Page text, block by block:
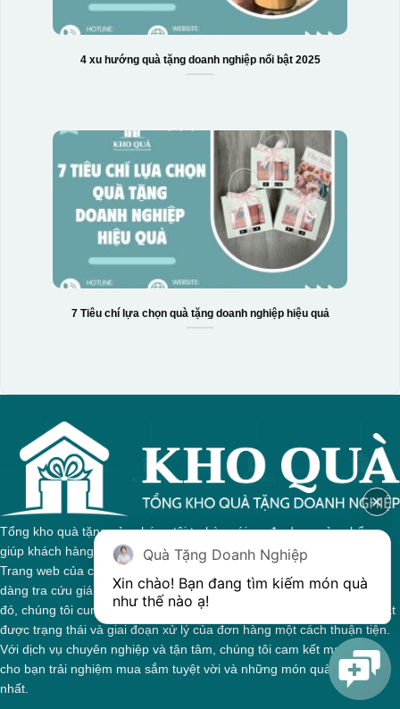
4 xu hướng quà tặng doanh nghiệp nổi bật 2025
7 Tiêu chí lựa chọn quà tặng doanh nghiệp hiệu quả
Tổng kho quà tặng của chúng tôi tự hào với sự đa dạng sản phẩm,
giúp khách hàng dễ dàng tìm kiếm quà tặng phù hợp cho mọi dịp.
Trang web của chúng tôi được thiết kế trực quan, cho phép bạn dễ
dàng tra cứu giá cả và thông tin chi tiết về từng sản phẩm. Bên cạnh
đó, chúng tôi cung cấp hệ thống theo dõi đơn hàng, giúp bạn nắm bắt
được trạng thái và giai đoạn xử lý của đơn hàng một cách thuận tiện.
Với dịch vụ chuyên nghiệp và tận tâm, chúng tôi cam kết mang đến
cho bạn trải nghiệm mua sắm tuyệt vời và những món quà ý nghĩa
nhất.
Quà Tặng Doanh Nghiệp
Xin chào! Bạn đang tìm kiếm món quà
như thế nào ạ!